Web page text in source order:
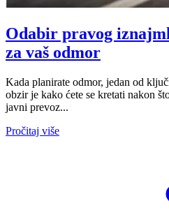
Odabir pravog
za vaš odmor
Kada planirate odmor, jedan od
obzir je kako ćete se kretati nakon
javni prevoz...
Pročitaj više